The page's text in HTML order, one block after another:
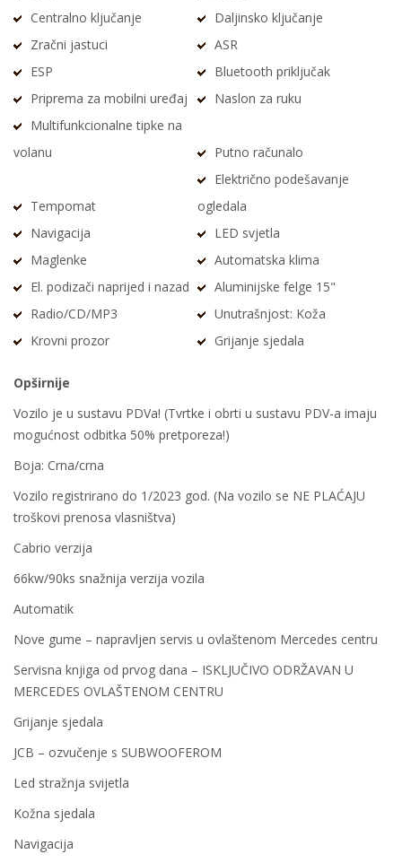
Centralno ključanje
Daljinsko ključanje
Zračni jastuci
ASR
ESP
Bluetooth priključak
Priprema za mobilni uređaj
Naslon za ruku
Multifunkcionalne tipke na
volanu
Putno računalo
Tempomat
Električno podešavanje
ogledala
Navigacija
LED svjetla
Maglenke
Automatska klima
El. podizači naprijed i nazad
Aluminijske felge 15"
Radio/CD/MP3
Unutrašnjost: Koža
Krovni prozor
Grijanje sjedala
Opširnije
Vozilo je u sustavu PDVa! (Tvrtke i obrti u sustavu PDV-a imaju
mogućnost odbitka 50% pretporeza!)
Boja: Crna/crna
Vozilo registrirano do 1/2023 god. (Na vozilo se NE PLAĆAJU
troškovi prenosa vlasništva)
Cabrio verzija
66kw/90ks snažnija verzija vozila
Automatik
Nove gume – napravljen servis u ovlaštenom Mercedes centru
Servisna knjiga od prvog dana – ISKLJUČIVO ODRŽAVAN U
MERCEDES OVLAŠTENOM CENTRU
Grijanje sjedala
JCB – ozvučenje s SUBWOOFEROM
Led stražnja svijetla
Kožna sjedala
Navigacija